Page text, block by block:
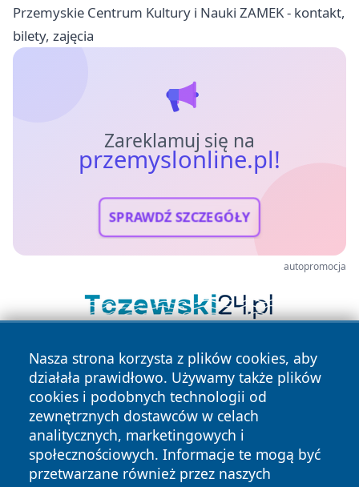
Przemyskie Centrum Kultury i Nauki ZAMEK - kontakt,
bilety, zajęcia
Zareklamuj się na
przemyslonline.pl!
SPRAWDŹ SZCZEGÓŁY
autopromocja
Nasza strona korzysta z plików cookies, aby
działała prawidłowo. Używamy także plików
cookies i podobnych technologii od
zewnętrznych dostawców w celach
analitycznych, marketingowych i
społecznościowych. Informacje te mogą być
przetwarzane również przez naszych
Copyright © 2026 przemyslonline.pl Wszystkie prawa
zastrzeżone.